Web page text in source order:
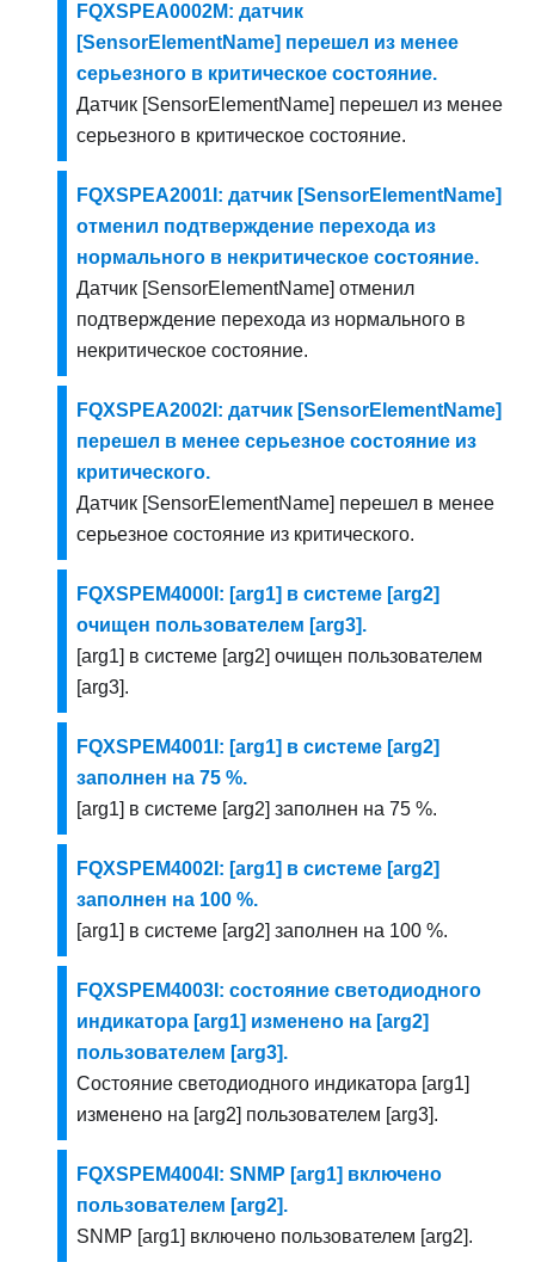
FQXSPEA0002M: датчик
[SensorElementName] перешел из менее
серьезного в критическое состояние.
Датчик [SensorElementName] перешел из менее
серьезного в критическое состояние.
FQXSPEA2001I: датчик [SensorElementName]
отменил подтверждение перехода из
нормального в некритическое состояние.
Датчик [SensorElementName] отменил
подтверждение перехода из нормального в
некритическое состояние.
FQXSPEA2002I: датчик [SensorElementName]
перешел в менее серьезное состояние из
критического.
Датчик [SensorElementName] перешел в менее
серьезное состояние из критического.
FQXSPEM4000I: [arg1] в системе [arg2]
очищен пользователем [arg3].
[arg1] в системе [arg2] очищен пользователем
[arg3].
FQXSPEM4001I: [arg1] в системе [arg2]
заполнен на 75 %.
[arg1] в системе [arg2] заполнен на 75 %.
FQXSPEM4002I: [arg1] в системе [arg2]
заполнен на 100 %.
[arg1] в системе [arg2] заполнен на 100 %.
FQXSPEM4003I: состояние светодиодного
индикатора [arg1] изменено на [arg2]
пользователем [arg3].
Состояние светодиодного индикатора [arg1]
изменено на [arg2] пользователем [arg3].
FQXSPEM4004I: SNMP [arg1] включено
пользователем [arg2].
SNMP [arg1] включено пользователем [arg2].